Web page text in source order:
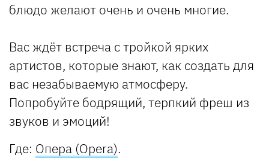
блюдо желают очень и очень многие.
Вас ждёт встреча с тройкой ярких
артистов, которые знают, как создать для
вас незабываемую атмосферу.
Попробуйте бодрящий, терпкий фреш из
звуков и эмоций!
Где: Опера (Opera).